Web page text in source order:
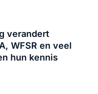
verandert
WFSR en veel
hun kennis